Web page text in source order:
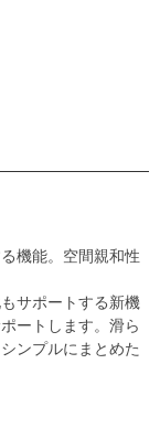
機能。空間親和性
サポートする新機
ートします。滑ら
ンプルにまとめた